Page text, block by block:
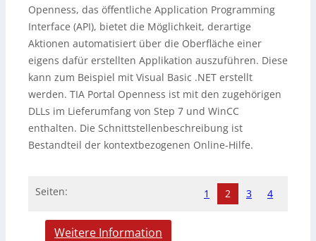
Openness, das öffentliche Application Programming
Interface (API), bietet die Möglichkeit, derartige
Aktionen automatisiert über die Oberfläche einer
eigens dafür erstellten Applikation auszuführen. Diese
kann zum Beispiel mit Visual Basic .NET erstellt
werden. TIA Portal Openness ist mit den zugehörigen
DLLs im Lieferumfang von Step 7 und WinCC
enthalten. Die Schnittstellenbeschreibung ist
Bestandteil der kontextbezogenen Online-Hilfe.
Seiten: 1 2 3 4
Weitere Information